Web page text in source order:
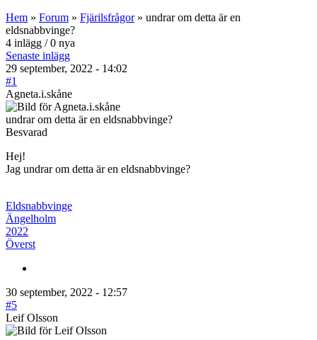
Hem » Forum » Fjärilsfrågor» undrar om detta är en
eldsnabbvinge?
4 inlägg / 0 nya
Senaste inlägg
29 september, 2022 - 14:02
#1
Agneta.i.skåne
undrar om detta är en eldsnabbvinge?
Besvarad
Hej!
Jag undrar om detta är en eldsnabbvinge?
Eldsnabbvinge
Ängelholm
2022
Överst
30 september, 2022 - 12:57
#5
Leif Olsson